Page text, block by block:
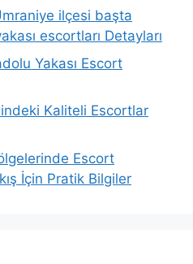
ilçesi başta
escortları Detayları
Yakası Escort
Kaliteli Escortlar
Escort
İçin Pratik Bilgiler